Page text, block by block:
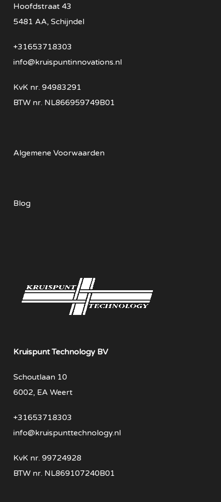
Hoofdstraat 43
5481 AA, Schijndel
+31653718303
info@kruispuntinnovations.nl
KvK nr. 94983291
BTW nr. NL866959749B01
Algemene Voorwaarden
Blog
Kruispunt Technology BV
Schoutlaan 10
6002, EA Weert
+31653718303
info@kruispunttechnology.nl
KvK nr. 99724928
BTW nr. NL869107240B01